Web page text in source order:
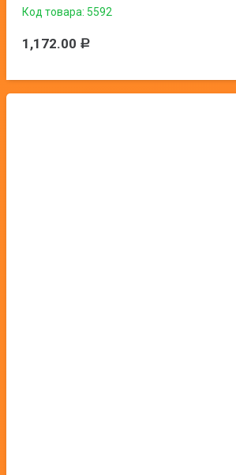
Код товара: 5592
1,172.00 Р